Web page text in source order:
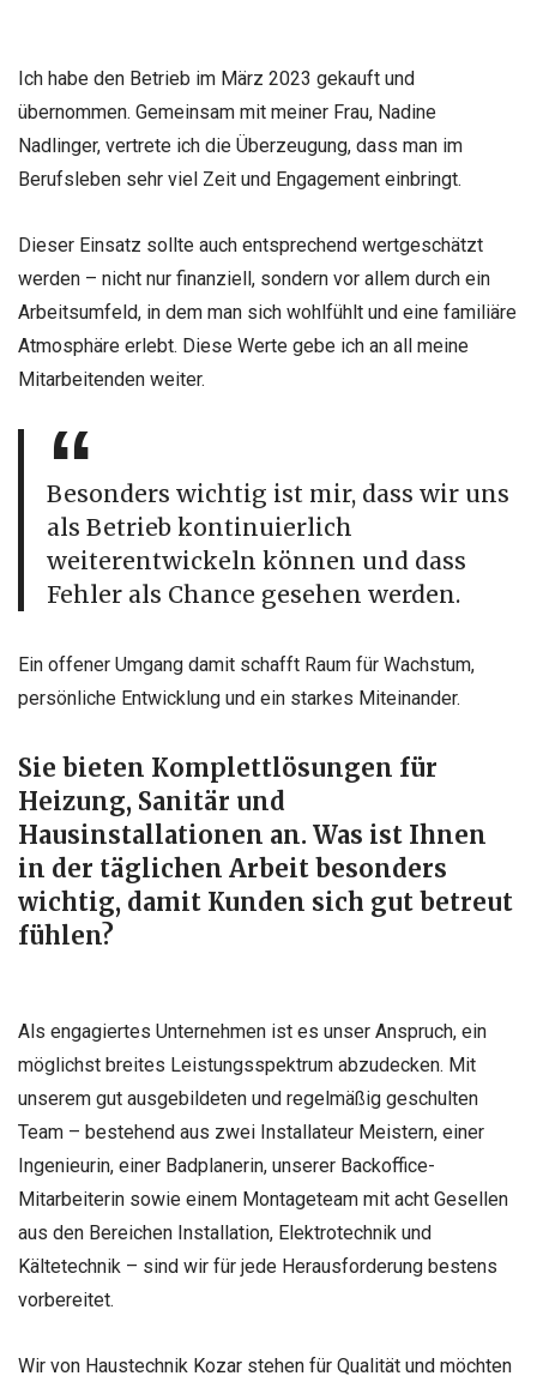
Ich habe den Betrieb im März 2023 gekauft und
übernommen. Gemeinsam mit meiner Frau, Nadine
Nadlinger, vertrete ich die Überzeugung, dass man im
Berufsleben sehr viel Zeit und Engagement einbringt.
Dieser Einsatz sollte auch entsprechend wertgeschätzt
werden – nicht nur finanziell, sondern vor allem durch ein
Arbeitsumfeld, in dem man sich wohlfühlt und eine familiäre
Atmosphäre erlebt. Diese Werte gebe ich an all meine
Mitarbeitenden weiter.
Besonders wichtig ist mir, dass wir uns
als Betrieb kontinuierlich
weiterentwickeln können und dass
Fehler als Chance gesehen werden.
Ein offener Umgang damit schafft Raum für Wachstum,
persönliche Entwicklung und ein starkes Miteinander.
Sie bieten Komplettlösungen für
Heizung, Sanitär und
Hausinstallationen an. Was ist Ihnen
in der täglichen Arbeit besonders
wichtig, damit Kunden sich gut betreut
fühlen?
Als engagiertes Unternehmen ist es unser Anspruch, ein
möglichst breites Leistungsspektrum abzudecken. Mit
unserem gut ausgebildeten und regelmäßig geschulten
Team – bestehend aus zwei Installateur Meistern, einer
Ingenieurin, einer Badplanerin, unserer Backoffice-
Mitarbeiterin sowie einem Montageteam mit acht Gesellen
aus den Bereichen Installation, Elektrotechnik und
Kältetechnik – sind wir für jede Herausforderung bestens
vorbereitet.
Wir von Haustechnik Kozar stehen für Qualität und möchten